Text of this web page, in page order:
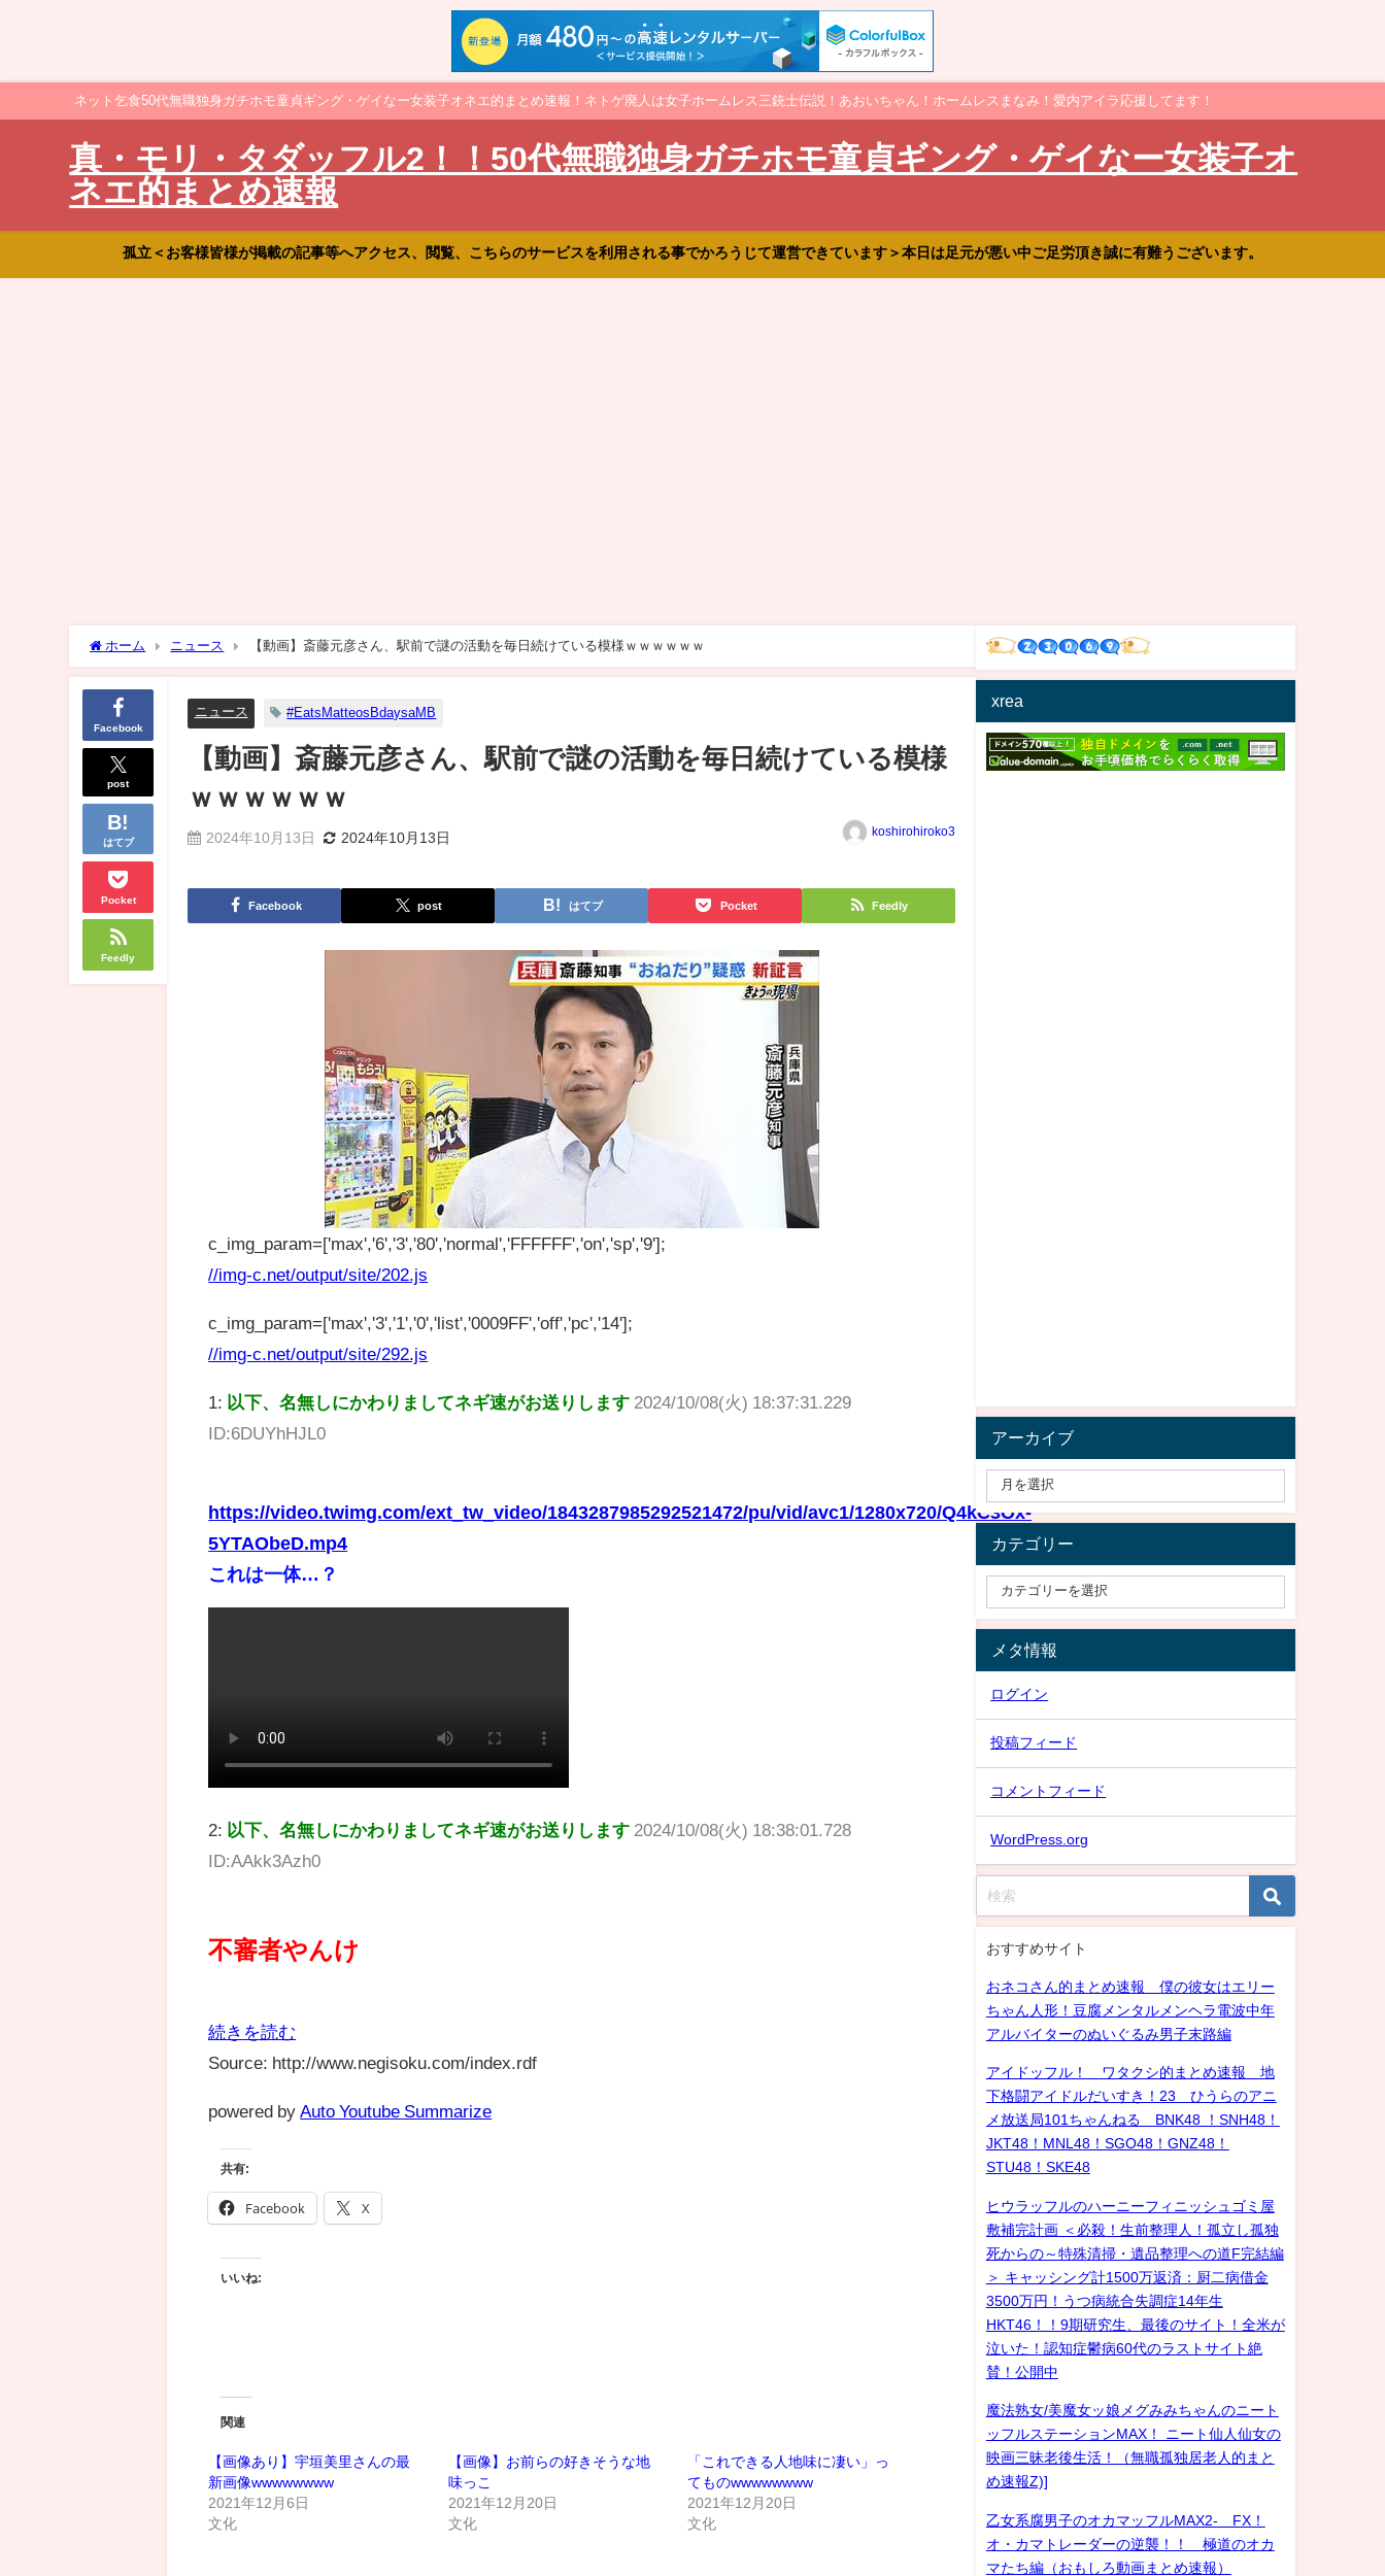
ネット乞食50代無職独身ガチホモ童貞ギング・ゲイなー女装子オネエ的まとめ速報！ネトゲ廃人は女子ホームレス三銃士伝説！あおいちゃん！ホームレスまなみ！愛内アイラ応援してます！
真・モリ・タダッフル2！！50代無職独身ガチホモ童貞ギング・ゲイなー女装子オ
ネエ的まとめ速報
孤立＜お客様皆様が掲載の記事等へアクセス、閲覧、こちらのサービスを利用される事でかろうじて運営できています＞本日は足元が悪い中ご足労頂き誠に有難うございます。
ホーム ニュース 【動画】斎藤元彦さん、駅前で謎の活動を毎日続けている模様ｗｗｗｗｗｗ
Facebook
post
はてブ
Pocket
Feedly
ニュース #EatsMatteosBdaysaMB
【動画】斎藤元彦さん、駅前で謎の活動を毎日続けている模様
ｗｗｗｗｗｗ
2024年10月13日 2024年10月13日 koshirohiroko3
Facebook post はてブ Pocket Feedly
c_img_param=['max','6','3','80','normal','FFFFFF','on','sp','9'];
//img-c.net/output/site/202.js
c_img_param=['max','3','1','0','list','0009FF','off','pc','14'];
//img-c.net/output/site/292.js
1: 以下、名無しにかわりましてネギ速がお送りします 2024/10/08(火) 18:37:31.229
ID:6DUYhHJL0
https://video.twimg.com/ext_tw_video/1843287985292521472/pu/vid/avc1/1280x720/Q4kC3Ox-
5YTAObeD.mp4
これは一体…？
2: 以下、名無しにかわりましてネギ速がお送りします 2024/10/08(火) 18:38:01.728
ID:AAkk3Azh0
不審者やんけ
続きを読む
Source: http://www.negisoku.com/index.rdf
powered by Auto Youtube Summarize
共有:
Facebook X
いいね:
関連
【画像あり】宇垣美里さんの最
新画像wwwwwwww
2021年12月6日
文化
【画像】お前らの好きそうな地
味っこ
2021年12月20日
文化
「これできる人地味に凄い」っ
てものwwwwwwww
2021年12月20日
文化
xrea
アーカイブ
カテゴリー
メタ情報
ログイン
投稿フィード
コメントフィード
WordPress.org
おすすめサイト
おネコさん的まとめ速報 僕の彼女はエリー
ちゃん人形！豆腐メンタルメンヘラ電波中年
アルバイターのぬいぐるみ男子末路編
アイドッフル！ ワタクシ的まとめ速報 地
下格闘アイドルだいすき！23 ひうらのアニ
メ放送局101ちゃんねる BNK48 ！SNH48！
JKT48！MNL48！SGO48！GNZ48！
STU48！SKE48
ヒウラッフルのハーニーフィニッシュゴミ屋
敷補完計画 ＜必殺！生前整理人！孤立し孤独
死からの～特殊清掃・遺品整理への道F完結編
＞ キャッシング計1500万返済：厨二病借金
3500万円！うつ病統合失調症14年生
HKT46！！9期研究生、最後のサイト！全米が
泣いた！認知症鬱病60代のラストサイト絶
賛！公開中
魔法熟女/美魔女ッ娘メグみみちゃんのニート
ッフルステーションMAX！ ニート仙人仙女の
映画三昧老後生活！（無職孤独居老人的まと
め速報Z)]
乙女系腐男子のオカマッフルMAX2- FX！
オ・カマトレーダーの逆襲！！ 極道のオカ
マたち編（おもしろ動画まとめ速報）